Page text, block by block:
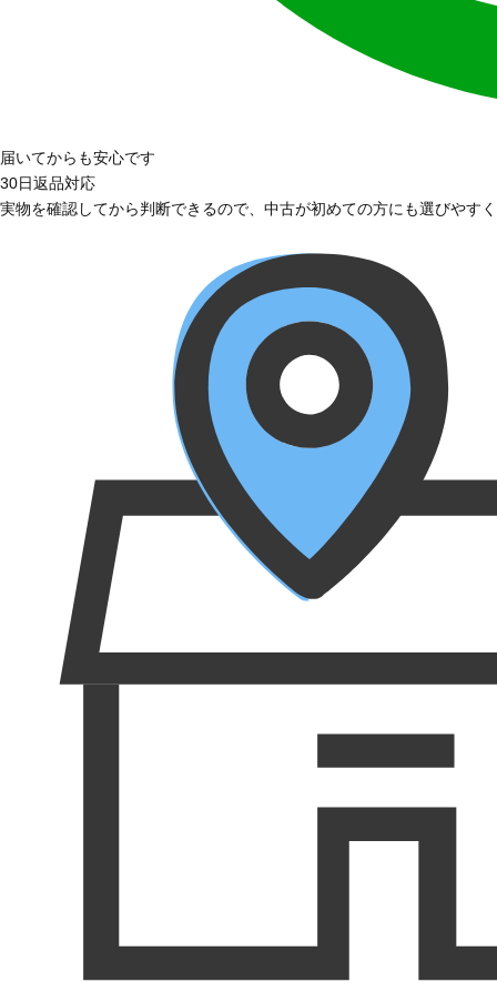
届いてからも安心です
30日返品対応
実物を確認してから判断できるので、中古が初めての方にも選びやす